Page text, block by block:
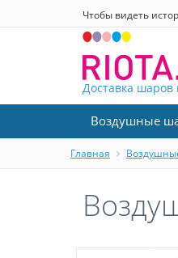
Чтобы видеть
Доставка шаров
Воздушные
Главная